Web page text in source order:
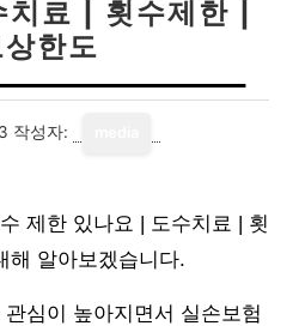
료 | 횟수제한 |
한도
작성자:
제한 있나요 | 도수치료 | 횟
해 알아보겠습니다.
심이 높아지면서 실손보험